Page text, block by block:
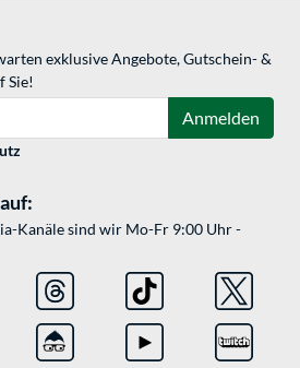
exklusive Angebote, Gutschein- &
Sie!
Anmelden
Kanäle sind wir Mo-Fr 9:00 Uhr -